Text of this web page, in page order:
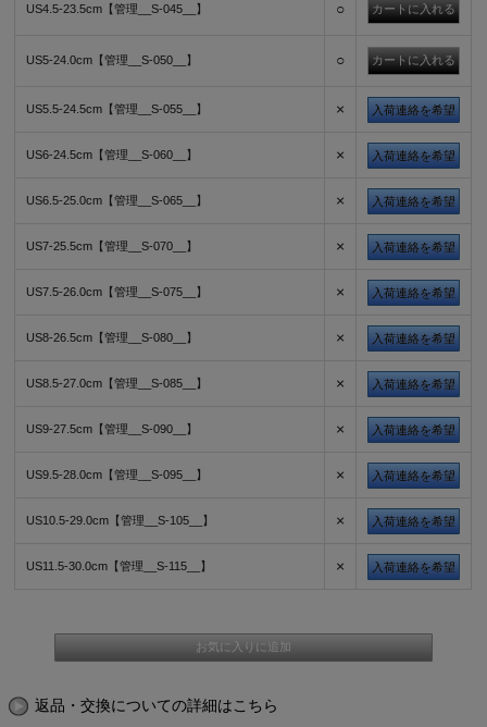
US4.5-23.5cm【管理__S-045__】 ○
US5-24.0cm【管理__S-050__】 ○
US5.5-24.5cm【管理__S-055__】 × 入荷連絡を希望
US6-24.5cm【管理__S-060__】 × 入荷連絡を希望
US6.5-25.0cm【管理__S-065__】 × 入荷連絡を希望
US7-25.5cm【管理__S-070__】 × 入荷連絡を希望
US7.5-26.0cm【管理__S-075__】 × 入荷連絡を希望
US8-26.5cm【管理__S-080__】 × 入荷連絡を希望
US8.5-27.0cm【管理__S-085__】 × 入荷連絡を希望
US9-27.5cm【管理__S-090__】 × 入荷連絡を希望
US9.5-28.0cm【管理__S-095__】 × 入荷連絡を希望
US10.5-29.0cm【管理__S-105__】 × 入荷連絡を希望
US11.5-30.0cm【管理__S-115__】 × 入荷連絡を希望
返品・交換についての詳細はこちら